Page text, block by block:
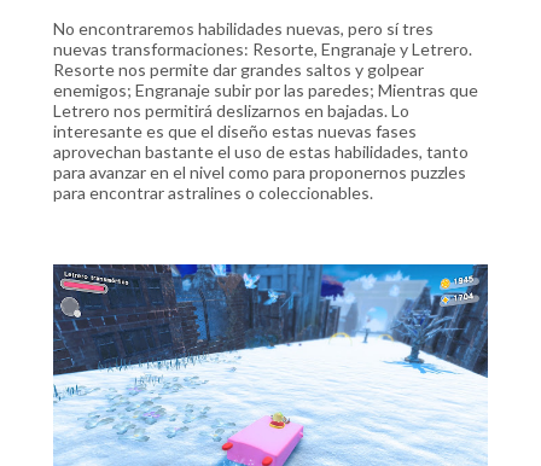
No encontraremos habilidades nuevas, pero sí tres
nuevas transformaciones: Resorte, Engranaje y Letrero.
Resorte nos permite dar grandes saltos y golpear
enemigos; Engranaje subir por las paredes; Mientras que
Letrero nos permitirá deslizarnos en bajadas. Lo
interesante es que el diseño estas nuevas fases
aprovechan bastante el uso de estas habilidades, tanto
para avanzar en el nivel como para proponernos puzzles
para encontrar astralines o coleccionables.